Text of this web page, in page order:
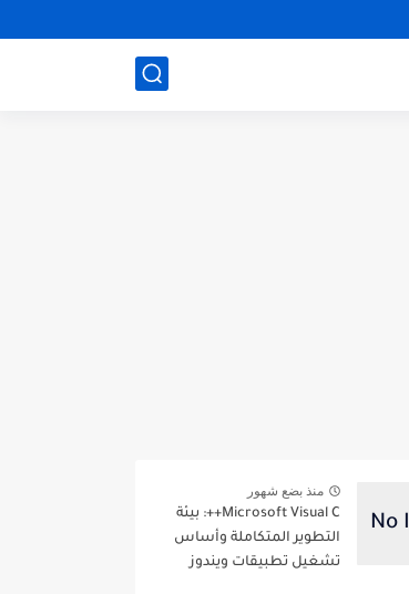
منذ بضع شهور
Microsoft Visual C++: بيئة
التطوير المتكاملة وأساس
تشغيل تطبيقات ويندوز